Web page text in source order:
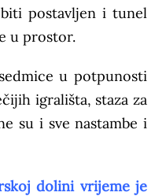
postavljen i tunel
u prostor.
u potpunosti
igrališta, staza za
su i sve nastambe i
dolini vrijeme je